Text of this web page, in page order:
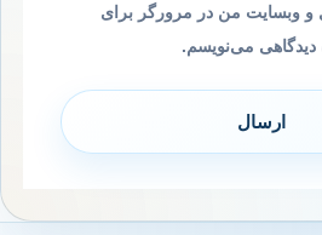
و وبسایت من در مرورگر برای
دیدگاهی می‌نویسم.